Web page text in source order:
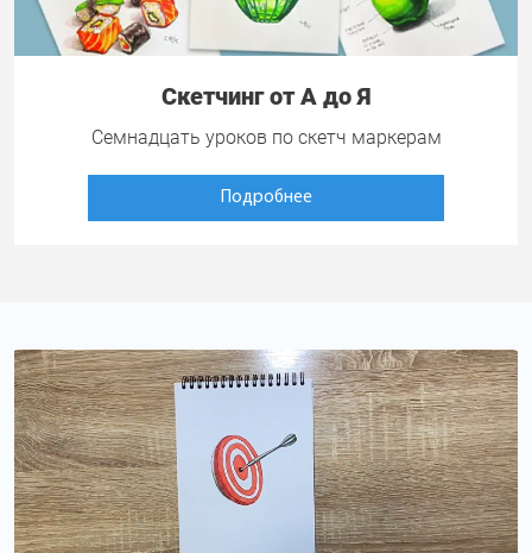
Скетчинг от А до Я
Семнадцать уроков по скетч маркерам
Подробнее